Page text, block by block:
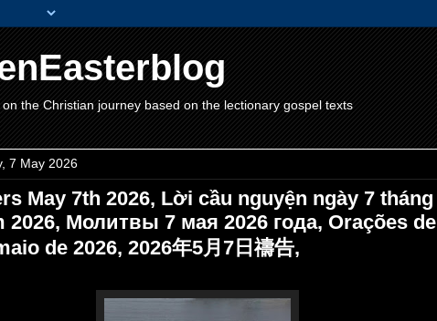
on the Christian journey based on the lectionary gospel texts
7 May 2026
May 7th 2026, Lời cầu nguyện ngày 7 tháng
2026, Молитвы 7 мая 2026 года, Orações de
de 2026, 2026年5月7日禱告,